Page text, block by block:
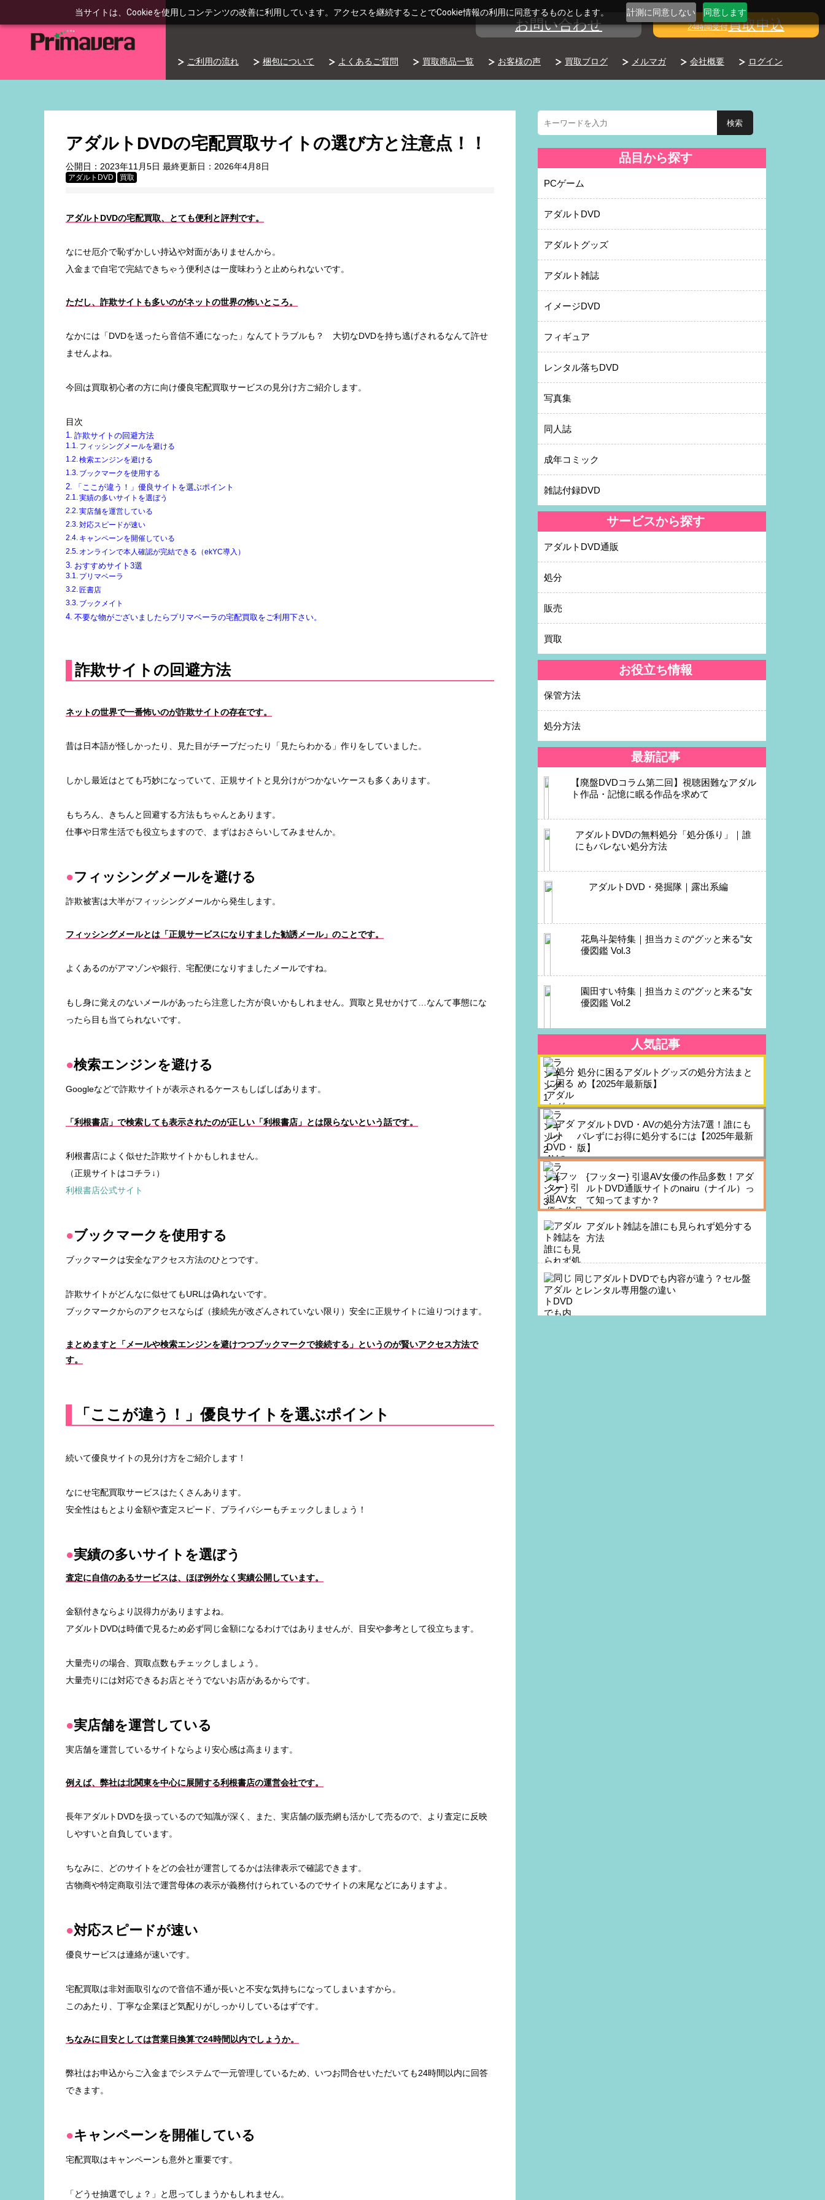
当サイトは、Cookieを使用しコンテンツの改善に利用しています。アクセスを継続することでCookie情報の利用に同意するものとします。 計測に同意しない 同意します
お問い合わせ 24時間受付買取申込
ご利用の流れ 梱包について よくあるご質問 買取商品一覧 お客様の声 買取ブログ メルマガ 会社概要 ログイン
アダルトDVDの宅配買取サイトの選び方と注意点！！
公開日： 2023年11月5日 最終更新日： 2026年4月8日
アダルトDVD 買取
アダルトDVDの宅配買取、とても便利と評判です。
なにせ厄介で恥ずかしい持込や対面がありませんから。
入金まで自宅で完結できちゃう便利さは一度味わうと止められないです。
ただし、詐欺サイトも多いのがネットの世界の怖いところ。
なかには「DVDを送ったら音信不通になった」なんてトラブルも？ 大切なDVDを持ち逃げされるなんて許せ
ませんよね。
今回は買取初心者の方に向け優良宅配買取サービスの見分け方ご紹介します。
目次
詐欺サイトの回避方法
フィッシングメールを避ける
検索エンジンを避ける
ブックマークを使用する
「ここが違う！」優良サイトを選ぶポイント
実績の多いサイトを選ぼう
実店舗を運営している
対応スピードが速い
キャンペーンを開催している
オンラインで本人確認が完結できる（ekYC導入）
おすすめサイト3選
プリマベーラ
匠書店
ブックメイト
不要な物がございましたらプリマベーラの宅配買取をご利用下さい。
詐欺サイトの回避方法
ネットの世界で一番怖いのが詐欺サイトの存在です。
昔は日本語が怪しかったり、見た目がチープだったり「見たらわかる」作りをしていました。
しかし最近はとても巧妙になっていて、正規サイトと見分けがつかないケースも多くあります。
もちろん、きちんと回避する方法もちゃんとあります。
仕事や日常生活でも役立ちますので、まずはおさらいしてみませんか。
フィッシングメールを避ける
詐欺被害は大半がフィッシングメールから発生します。
フィッシングメールとは「正規サービスになりすました勧誘メール」のことです。
よくあるのがアマゾンや銀行、宅配便になりすましたメールですね。
もし身に覚えのないメールがあったら注意した方が良いかもしれません。買取と見せかけて…なんて事態にな
ったら目も当てられないです。
検索エンジンを避ける
Googleなどで詐欺サイトが表示されるケースもしばしばあります。
「利根書店」で検索しても表示されたのが正しい「利根書店」とは限らないという話です。
利根書店によく似せた詐欺サイトかもしれません。
（正規サイトはコチラ↓）
利根書店公式サイト
ブックマークを使用する
ブックマークは安全なアクセス方法のひとつです。
詐欺サイトがどんなに似せてもURLは偽れないです。
ブックマークからのアクセスならば（接続先が改ざんされていない限り）安全に正規サイトに辿りつけます。
まとめますと「メールや検索エンジンを避けつつブックマークで接続する」というのが賢いアクセス方法で
す。
「ここが違う！」優良サイトを選ぶポイント
続いて優良サイトの見分け方をご紹介します！
なにせ宅配買取サービスはたくさんあります。
安全性はもとより金額や査定スピード、プライバシーもチェックしましょう！
実績の多いサイトを選ぼう
査定に自信のあるサービスは、ほぼ例外なく実績公開しています。
金額付きならより説得力がありますよね。
アダルトDVDは時価で見るため必ず同じ金額になるわけではありませんが、目安や参考として役立ちます。
大量売りの場合、買取点数もチェックしましょう。
大量売りには対応できるお店とそうでないお店があるからです。
実店舗を運営している
実店舗を運営しているサイトならより安心感は高まります。
例えば、弊社は北関東を中心に展開する利根書店の運営会社です。
長年アダルトDVDを扱っているので知識が深く、また、実店舗の販売網も活かして売るので、より査定に反映
しやすいと自負しています。
ちなみに、どのサイトをどの会社が運営してるかは法律表示で確認できます。
古物商や特定商取引法で運営母体の表示が義務付けられているのでサイトの末尾などにありますよ。
対応スピードが速い
優良サービスは連絡が速いです。
宅配買取は非対面取引なので音信不通が長いと不安な気持ちになってしまいますから。
このあたり、丁寧な企業ほど気配りがしっかりしているはずです。
ちなみに目安としては営業日換算で24時間以内でしょうか。
弊社はお申込からご入金までシステムで一元管理しているため、いつお問合せいただいても24時間以内に回答
できます。
キャンペーンを開催している
宅配買取はキャンペーンも意外と重要です。
「どうせ抽選でしょ？」と思ってしまうかもしれません。
品目から探す
PCゲーム
アダルトDVD
アダルトグッズ
アダルト雑誌
イメージDVD
フィギュア
レンタル落ちDVD
写真集
同人誌
成年コミック
雑誌付録DVD
サービスから探す
アダルトDVD通販
処分
販売
買取
お役立ち情報
保管方法
処分方法
最新記事
【廃盤DVDコラム第二回】視聴困難なアダル
ト作品・記憶に眠る作品を求めて
アダルトDVDの無料処分「処分係り」｜誰
にもバレない処分方法
アダルトDVD・発掘隊｜露出系編
花鳥斗架特集｜担当カミの“グッと来る”女
優図鑑 Vol.3
園田すい特集｜担当カミの“グッと来る”女
優図鑑 Vol.2
人気記事
処分に困るアダルトグッズの処分方法まと
め【2025年最新版】
アダルトDVD・AVの処分方法7選！誰にも
バレずにお得に処分するには【2025年最新
版】
{フッター} 引退AV女優の作品多数！アダ
ルトDVD通販サイトのnairu（ナイル）っ
て知ってますか？
アダルト雑誌を誰にも見られず処分する
方法
同じアダルトDVDでも内容が違う？セル盤
とレンタル専用盤の違い